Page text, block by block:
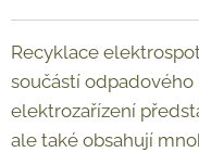
Recyklace
součástí
elektrozařízení
ale také obsahují